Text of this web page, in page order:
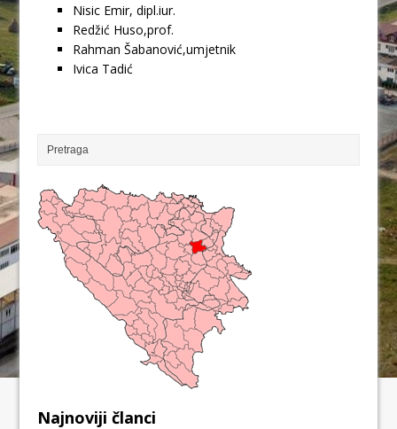
Nisic Emir, dipl.iur.
Redžić Huso,prof.
Rahman Šabanović,umjetnik
Ivica Tadić
Najnoviji članci